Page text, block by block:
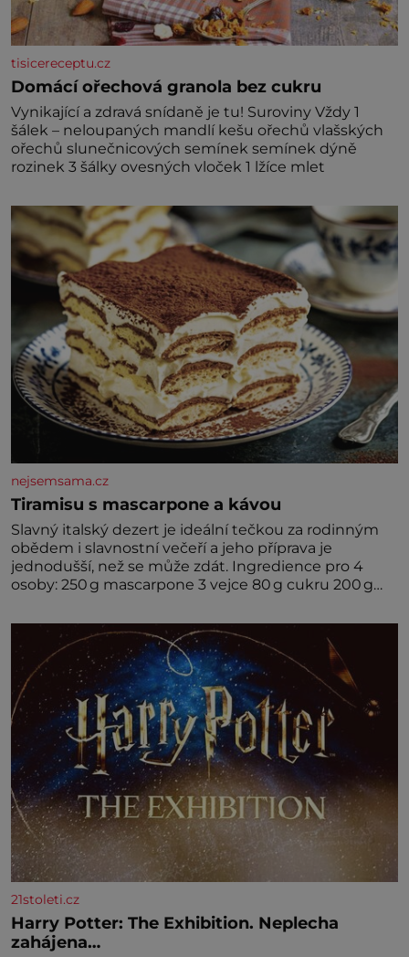
tisicereceptu.cz
Domácí ořechová granola bez cukru
Vynikající a zdravá snídaně je tu! Suroviny Vždy 1
šálek – neloupaných mandlí kešu ořechů vlašských
ořechů slunečnicových semínek semínek dýně
rozinek 3 šálky ovesných vloček 1 lžíce mlet
nejsemsama.cz
Tiramisu s mascarpone a kávou
Slavný italský dezert je ideální tečkou za rodinným
obědem i slavnostní večeří a jeho příprava je
jednodušší, než se může zdát. Ingredience pro 4
osoby: 250 g mascarpone 3 vejce 80 g cukru 200 g
amaretta kakao na posypání Postup: Oddělte
žloutky od bílků. Žloutky vyšlehejte s cukrem do
světlé pěny a postupně do nich vmíchejte
mascarpone, aby vznikl hladký
21stoleti.cz
Harry Potter: The Exhibition. Neplecha
zahájena…